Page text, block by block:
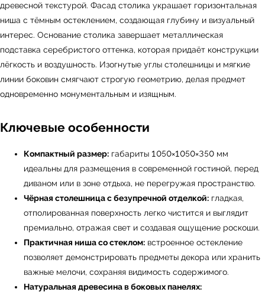
древесной текстурой. Фасад столика украшает горизонтальная
ниша с тёмным остеклением, создающая глубину и визуальный
интерес. Основание столика завершает металлическая
подставка серебристого оттенка, которая придаёт конструкции
лёгкость и воздушность. Изогнутые углы столешницы и мягкие
линии боковин смягчают строгую геометрию, делая предмет
одновременно монументальным и изящным.
Ключевые особенности
Компактный размер: габариты 1050×1050×350 мм
идеальны для размещения в современной гостиной, перед
диваном или в зоне отдыха, не перегружая пространство.
Чёрная столешница с безупречной отделкой: гладкая,
отполированная поверхность легко чистится и выглядит
премиально, отражая свет и создавая ощущение роскоши.
Практичная ниша со стеклом: встроенное остекление
позволяет демонстрировать предметы декора или хранить
важные мелочи, сохраняя видимость содержимого.
Натуральная древесина в боковых панелях: